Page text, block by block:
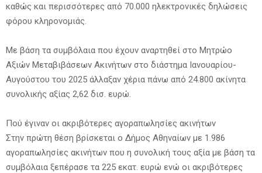
καθώς και περισσότερες από 70.000 ηλεκτρονικές δηλώσεις
φόρου κληρονομιάς.
Με βάση τα συμβόλαια που έχουν αναρτηθεί στο Μητρώο
Αξιών Μεταβιβάσεων Ακινήτων στο διάστημα Ιανουαρίου-
Αυγούστου του 2025 άλλαξαν χέρια πάνω από 24.800 ακίνητα
συνολικής αξίας 2,62 δισ. ευρώ.
Πού έγιναν οι ακριβότερες αγοραπωλησίες ακινήτων
Στην πρώτη θέση βρίσκεται ο Δήμος Αθηναίων με 1.986
αγοραπωλησίες ακινήτων που η συνολική τους αξία με βάση τα
συμβόλαια ξεπέρασε τα 225 εκατ. ευρώ ενώ οι ακριβότερες